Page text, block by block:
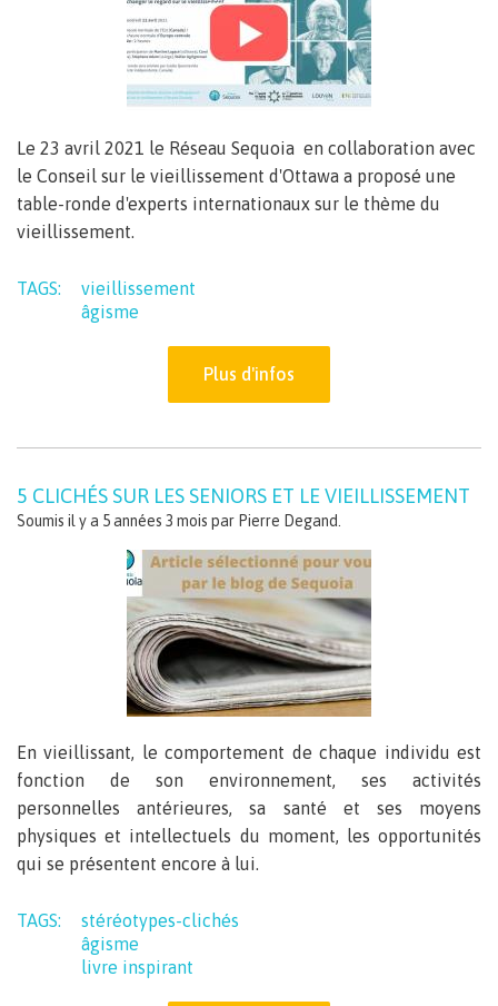
Le 23 avril 2021 le Réseau Sequoia en collaboration avec
le Conseil sur le vieillissement d'Ottawa a proposé une
table-ronde d'experts internationaux sur le thème du
vieillissement.
TAGS:
vieillissement
âgisme
Plus d'infos
5 CLICHÉS SUR LES SENIORS ET LE VIEILLISSEMENT
Soumis il y a 5 années 3 mois par Pierre Degand
En vieillissant, le comportement de chaque individu est
fonction de son environnement, ses activités
personnelles antérieures, sa santé et ses moyens
physiques et intellectuels du moment, les opportunités
qui se présentent encore à lui.
TAGS:
stéréotypes-clichés
âgisme
livre inspirant